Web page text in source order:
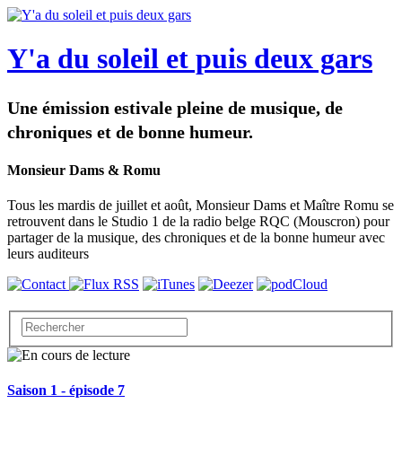
Y'a du soleil et puis deux gars
Une émission estivale pleine de musique, de
chroniques et de bonne humeur.
Monsieur Dams & Romu
Tous les mardis de juillet et août, Monsieur Dams et Maître Romu se
retrouvent dans le Studio 1 de la radio belge RQC (Mouscron) pour
partager de la musique, des chroniques et de la bonne humeur avec
leurs auditeurs
Saison 1 - épisode 7